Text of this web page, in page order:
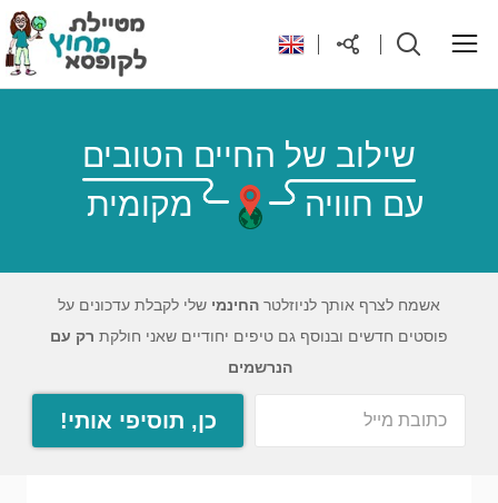
יעדים בעולם
טיפים והנחות לטיול
אודות
שילוב של החיים הטובים
עם חוויה
מקומית
אשמח לצרף אותך לניוזלטר החינמי שלי לקבלת עדכונים על
פוסטים חדשים ובנוסף גם טיפים יחודיים שאני חולקת רק עם
הנרשמים
כן, תוסיפי אותי!